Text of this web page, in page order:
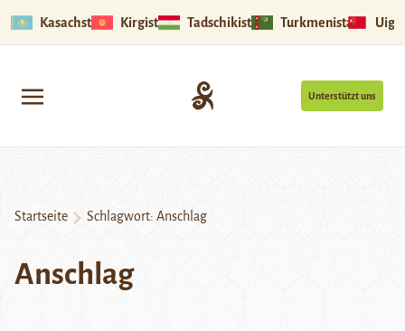
Kasachstan Kirgistan Tadschikistan Turkmenistan
Unterstützt uns
Startseite Schlagwort: Anschlag
Anschlag